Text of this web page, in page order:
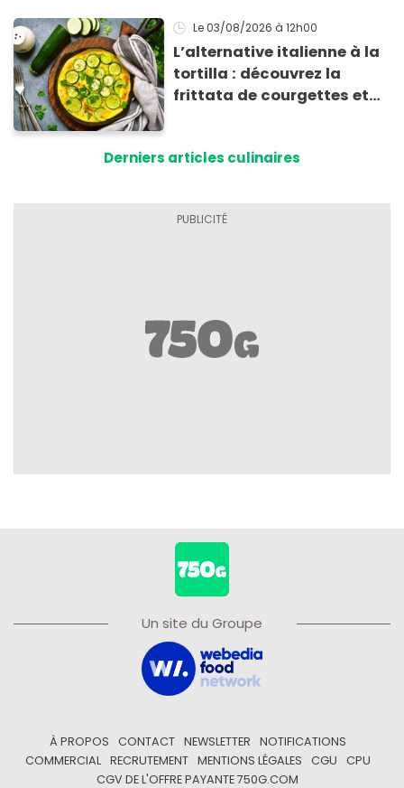
Le 03/08/2026 à 12h00
L’alternative italienne à la
tortilla : découvrez la
frittata de courgettes et
Derniers articles culinaires
Un site du Groupe
À PROPOS CONTACT NEWSLETTER
NOTIFICATIONS
COMMERCIAL
RECRUTEMENT MENTIONS LÉGALES CGU
CPU
CGV DE L'OFFRE PAYANTE 750G.COM